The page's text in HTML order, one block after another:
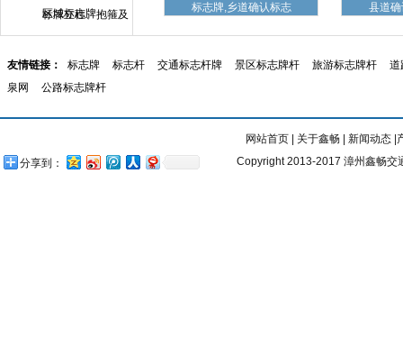
漳州道路标线实
区域标志牌
标牌立柱、抱箍及
附件
标志牌,乡道确认标志 县道
友情链接： 标志牌 标志杆 交通标志杆牌 景区标志牌杆 旅游标志牌杆
道
泉网
公路标志牌杆
网站首页| 关于鑫畅| 新闻动态|
分享到：
Copyright 2013-2017 漳州鑫畅交